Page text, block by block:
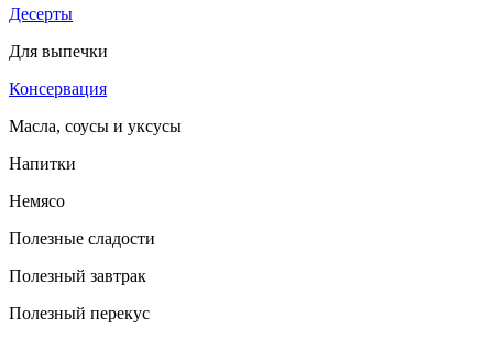
Десерты
Для выпечки
Консервация
Масла, соусы и уксусы
Напитки
Немясо
Полезные сладости
Полезный завтрак
Полезный перекус